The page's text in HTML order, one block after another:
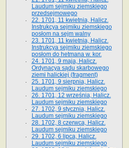
Laudum sejmiku ziemskiego
przedsejmowego
22. 1701, 11 kwietnia, Halicz.
Instrukcya sejmiku ziemskiego
posłom na sejm walny
23. 1701, 11 kwietnia, Halicz.
Instrukcya sejmiku ziemskiego
posłom do hetmana w. kor.
24. 1701, 9 maja, Halicz.
Ordynacya sądu skarbowego
ziemi halickiej (fragment)
25. 1701, 9 sierpnia, Halicz.
Laudum sejmiku ziemskiego
26. 1701, 12 września, Halicz.
Laudum sejmiku ziemskiego
27. 1702, 9 stycznia, Halicz.
Laudum sejmiku ziemskiego
28. 1702, 8 czerwca, Halicz.
Laudum sejmiku ziemskiego
29. 1702, 6 lipca, Halicz.
Laudum sejmiku ziemskiego